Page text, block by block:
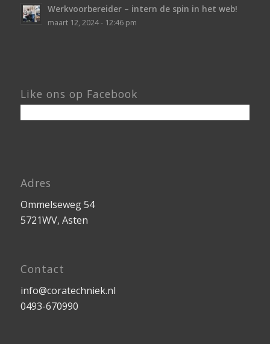
Werkvoorbereider – intern de spin in het web!
maart 12, 2024 - 12:46 pm
Like ons op Facebook
Adres
Ommelseweg 54
5721WV, Asten
Contact
info@coratechniek.nl
0493-670990